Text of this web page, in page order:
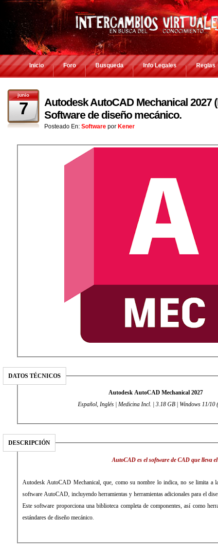
Inicio Foro Busqueda Info Legales Reglas
junio
7
Autodesk AutoCAD Mechanical 2027
Software de diseño mecánico.
Posteado En: Software por Kener
DATOS TÉCNICOS
Autodesk AutoCAD Mechanical 2027
Español, Inglés | Medicina Incl. | 3.18 GB | Windows 11/10
DESCRIPCIÓN
AutoCAD es el software de CAD que lleva
Autodesk AutoCAD Mechanical, que, como su nombre lo indica, no se limita a
software AutoCAD, incluyendo herramientas y herramientas adicionales para el
Este software proporciona una biblioteca completa de componentes, así como
estándares de diseño mecánico.